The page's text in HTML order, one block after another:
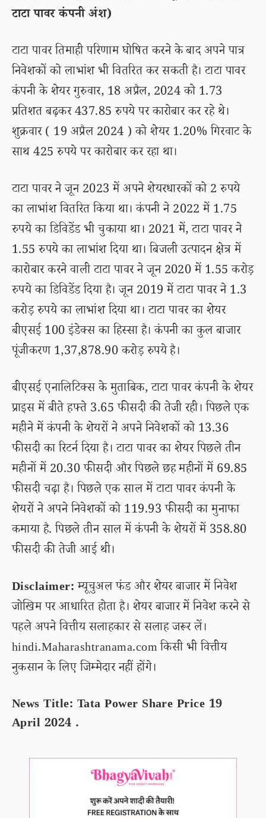
टाटा पावर कंपनी अंश)
टाटा पावर तिमाही परिणाम घोषित करने के बाद अपने पात्र
निवेशकों को लाभांश भी वितरित कर सकती है। टाटा पावर
कंपनी के शेयर गुरुवार, 18 अप्रैल, 2024 को 1.73
प्रतिशत बढ़कर 437.85 रुपये पर कारोबार कर रहे थे।
शुक्रवार ( 19 अप्रैल 2024 ) को शेयर 1.20% गिरवाट के
साथ 425 रुपये पर कारोबार कर रहा था।
टाटा पावर ने जून 2023 में अपने शेयरधारकों को 2 रुपये
का लाभांश वितरित किया था। कंपनी ने 2022 में 1.75
रुपये का डिविडेंड भी चुकाया था। 2021 में, टाटा पावर ने
1.55 रुपये का लाभांश दिया था। बिजली उत्पादन क्षेत्र में
कारोबार करने वाली टाटा पावर ने जून 2020 में 1.55 करोड़
रुपये का डिविडेंड दिया है। जून 2019 में टाटा पावर ने 1.3
करोड़ रुपये का लाभांश दिया था। टाटा पावर का शेयर
बीएसई 100 इंडेक्स का हिस्सा है। कंपनी का कुल बाजार
पूंजीकरण 1,37,878.90 करोड़ रुपये है।
बीएसई एनालिटिक्स के मुताबिक, टाटा पावर कंपनी के शेयर
प्राइस में बीते हफ्ते 3.65 फीसदी की तेजी रही। पिछले एक
महीने में कंपनी के शेयरों ने अपने निवेशकों को 13.36
फीसदी का रिटर्न दिया है। टाटा पावर का शेयर पिछले तीन
महीनों में 20.30 फीसदी और पिछले छह महीनों में 69.85
फीसदी चढ़ा है। पिछले एक साल में टाटा पावर कंपनी के
शेयरों ने अपने निवेशकों को 119.93 फीसदी का मुनाफा
कमाया है. पिछले तीन साल में कंपनी के शेयरों में 358.80
फीसदी की तेजी आई थी।
Disclaimer:म्यूचुअल फंड और शेयर बाजार में निवेश
जोखिम पर आधारित होता है। शेयर बाजार में निवेश करने से
पहले अपने वित्तीय सलाहकार से सलाह जरूर लें।
hindi.Maharashtranama.com किसी भी वित्तीय
नुकसान के लिए जिम्मेदार नहीं होंगे।
News Title: Tata Power Share Price 19
April 2024 .